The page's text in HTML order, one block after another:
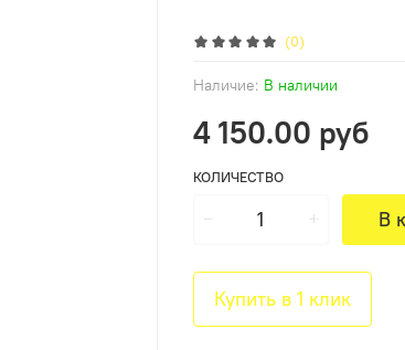
(0)
Наличие: В наличии
4 150.00 руб
КОЛИЧЕСТВО
В
Купить в 1 клик